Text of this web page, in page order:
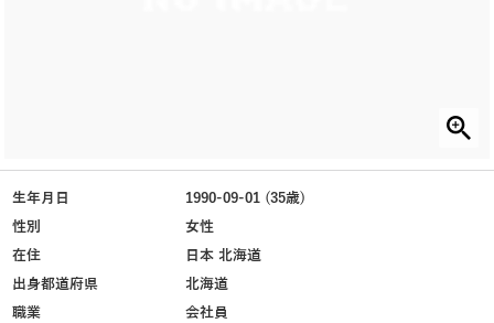
生年月日
1990-09-01 (35歳)
性別
女性
在住
日本 北海道
出身都道府県
北海道
職業
会社員